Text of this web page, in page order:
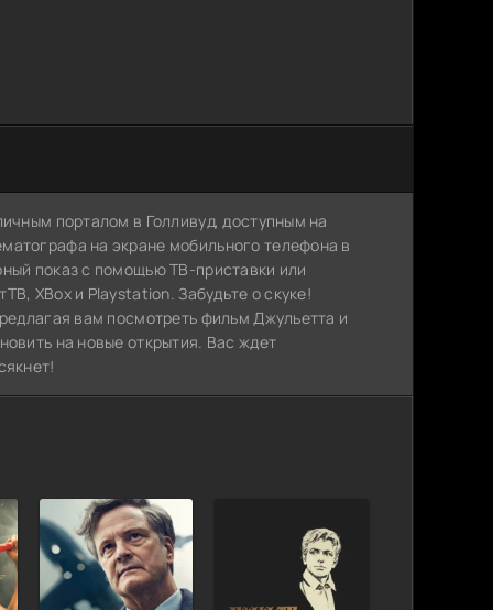
порталом в Голливуд, доступным на
на экране мобильного телефона в
показ с помощью ТВ-приставки или
XBox и Playstation. Забудьте о скуке!
вам посмотреть фильм Джульетта и
на новые открытия. Вас ждет